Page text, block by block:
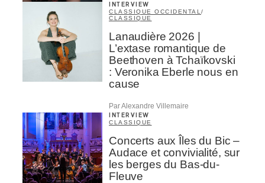
INTERVIEW
CLASSIQUE OCCIDENTAL/
CLASSIQUE
Lanaudière 2026 |
L’extase romantique de
Beethoven à Tchaïkovski
: Veronika Eberle nous en
cause
Par Alexandre Villemaire
INTERVIEW
CLASSIQUE
Concerts aux Îles du Bic –
Audace et convivialité, sur
les berges du Bas-du-
Fleuve